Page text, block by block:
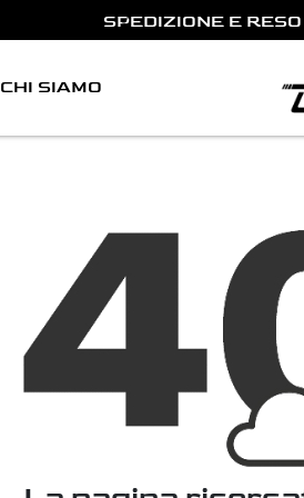
SPEDIZIONE E
Previous
CHI SIAMO